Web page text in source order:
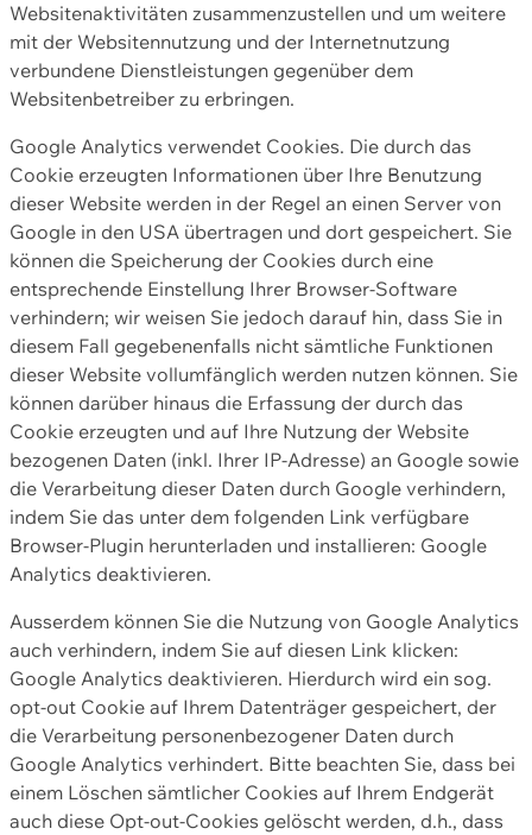
Websitenaktivitäten zusammenzustellen und um weitere
mit der Websitennutzung und der Internetnutzung
verbundene Dienstleistungen gegenüber dem
Websitenbetreiber zu erbringen.
Google Analytics verwendet Cookies. Die durch das
Cookie erzeugten Informationen über Ihre Benutzung
dieser Website werden in der Regel an einen Server von
Google in den USA übertragen und dort gespeichert. Sie
können die Speicherung der Cookies durch eine
entsprechende Einstellung Ihrer Browser-Software
verhindern; wir weisen Sie jedoch darauf hin, dass Sie in
diesem Fall gegebenenfalls nicht sämtliche Funktionen
dieser Website vollumfänglich werden nutzen können. Sie
können darüber hinaus die Erfassung der durch das
Cookie erzeugten und auf Ihre Nutzung der Website
bezogenen Daten (inkl. Ihrer IP-Adresse) an Google sowie
die Verarbeitung dieser Daten durch Google verhindern,
indem Sie das unter dem folgenden Link verfügbare
Browser-Plugin herunterladen und installieren: Google
Analytics deaktivieren.
Ausserdem können Sie die Nutzung von Google Analytics
auch verhindern, indem Sie auf diesen Link klicken:
Google Analytics deaktivieren. Hierdurch wird ein sog.
opt-out Cookie auf Ihrem Datenträger gespeichert, der
die Verarbeitung personenbezogener Daten durch
Google Analytics verhindert. Bitte beachten Sie, dass bei
einem Löschen sämtlicher Cookies auf Ihrem Endgerät
auch diese Opt-out-Cookies gelöscht werden, d.h., dass